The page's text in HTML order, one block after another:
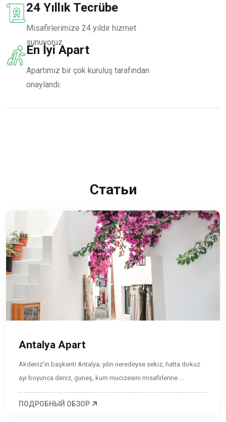
24 Yıllık Tecrübe
Misafirlerimize 24 yıldır hizmet
sunuyoruz.
En İyi Apart
Apartımız bir çok kuruluş tarafından
onaylandı.
Статьи
Antalya Apart
Akdeniz'in başkenti Antalya; yılın neredeyse sekiz, hatta dokuz
ayı boyunca deniz, güneş, kum mucizesini misafirlerine ...
ПОДРОБНЫЙ ОБЗОР